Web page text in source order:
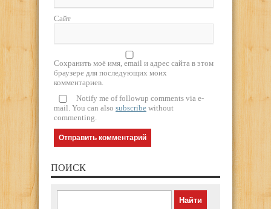
Сайт
Сохранить моё имя, email и адрес сайта в этом
браузере для последующих моих
комментариев.
Notify me of followup comments via e-
mail. You can also subscribe without
commenting.
ПОИСК